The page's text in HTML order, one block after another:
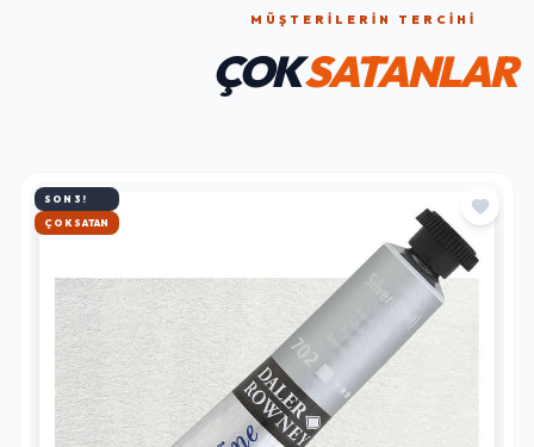
MÜŞTERILERIN TERCIHI
ÇOKSATANLAR
SON 3!
HIZLI KARGO